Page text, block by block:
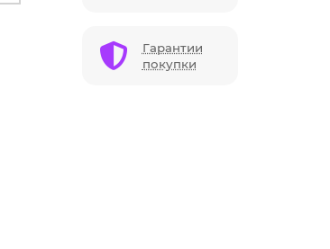
Гарантии
покупки